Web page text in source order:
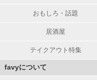
おもしろ・話題
居酒屋
テイクアウト特集
favyについて